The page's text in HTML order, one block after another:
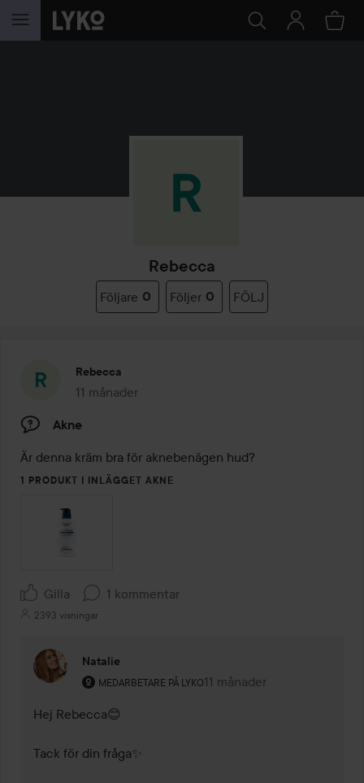
HOPPA TILL INNEHÅLLET
Rebecca
Följare 0 Följer 0 FÖLJ
Rebecca
11 månader
Inlägget skapades 11 månader
Akne
Är denna kräm bra för aknebenägen hud?
1 PRODUKT I INLÄGGET AKNE
Gilla 1 kommentar
2393 visningar
Natalie
MEDARBETARE PÅ LYKO
Användarens roll: Medarbetare på Lyko.
11 månader
Kommentaren lades 11
Hej Rebecca😊
Tack för din fråga✨